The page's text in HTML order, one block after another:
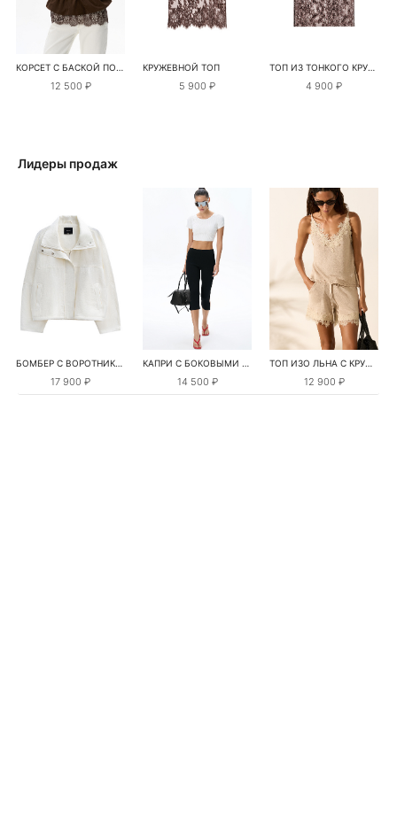
КОРСЕТ С БАСКОЙ ПОД ЗАМШУ
12 500 ₽
КРУЖЕВНОЙ ТОП
5 900 ₽
ТОП ИЗ ТОНКОГО КРУЖЕВА
4 900 ₽
Лидеры продаж
БОМБЕР С ВОРОТНИКОМ-СТОЙКОЙ
17 900 ₽
КАПРИ С БОКОВЫМИ РАЗРЕЗАМИ
14 500 ₽
ТОП ИЗО ЛЬНА С КРУЖЕВОМ
12 900 ₽